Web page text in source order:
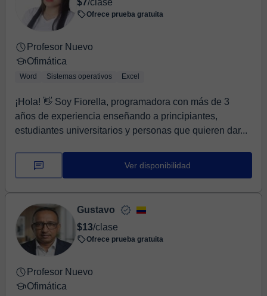
$7/clase
Ofrece prueba gratuita
Profesor Nuevo
Ofimática
Word Sistemas operativos Excel
¡Hola! 👋 Soy Fiorella, programadora con más de 3
años de experiencia enseñando a principiantes,
estudiantes universitarios y personas que quieren dar...
Ver disponibilidad
Gustavo
$13/clase
Ofrece prueba gratuita
Profesor Nuevo
Ofimática